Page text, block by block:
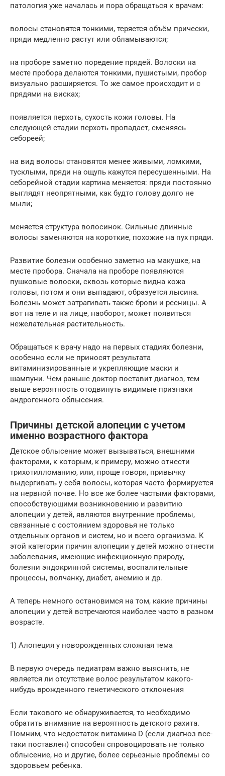
патология уже началась и пора обращаться к врачам:
волосы становятся тонкими, теряется объём прически,
пряди медленно растут или обламываются;
на проборе заметно поредение прядей. Волоски на
месте пробора делаются тонкими, пушистыми, пробор
визуально расширяется. То же самое происходит и с
прядями на висках;
появляется перхоть, сухость кожи головы. На
следующей стадии перхоть пропадает, сменяясь
себореей;
на вид волосы становятся менее живыми, ломкими,
тусклыми, пряди на ощупь кажутся пересушенными. На
себорейной стадии картина меняется: пряди постоянно
выглядят неопрятными, как будто голову долго не
мыли;
меняется структура волосинок. Сильные длинные
волосы заменяются на короткие, похожие на пух пряди.
Развитие болезни особенно заметно на макушке, на
месте пробора. Сначала на проборе появляются
пушковые волоски, сквозь которые видна кожа
головы, потом и они выпадают, образуется лысина.
Болезнь может затрагивать также брови и ресницы. А
вот на теле и на лице, наоборот, может появиться
нежелательная растительность.
Обращаться к врачу надо на первых стадиях болезни,
особенно если не приносят результата
витаминизированные и укрепляющие маски и
шампуни. Чем раньше доктор поставит диагноз, тем
выше вероятность отодвинуть видимые признаки
андрогенного облысения.
Причины детской алопеции с учетом
именно возрастного фактора
Детское облысение может вызываться, внешними
факторами, к которым, к примеру, можно отнести
трихотилломанию, или, проще говоря, привычку
выдергивать у себя волосы, которая часто формируется
на нервной почве. Но все же более частыми факторами,
способствующими возникновению и развитию
алопеции у детей, являются внутренние проблемы,
связанные с состоянием здоровья не только
отдельных органов и систем, но и всего организма. К
этой категории причин алопеции у детей можно отнести
заболевания, имеющие инфекционную природу,
болезни эндокринной системы, воспалительные
процессы, волчанку, диабет, анемию и др.
А теперь немного остановимся на том, какие причины
алопеции у детей встречаются наиболее часто в разном
возрасте.
1) Алопеция у новорожденных сложная тема
В первую очередь педиатрам важно выяснить, не
является ли отсутствие волос результатом какого-
нибудь врожденного генетического отклонения
Если такового не обнаруживается, то необходимо
обратить внимание на вероятность детского рахита.
Помним, что недостаток витамина D (если диагноз все-
таки поставлен) способен спровоцировать не только
облысение, но и другие, более серьезные проблемы со
здоровьем ребенка.